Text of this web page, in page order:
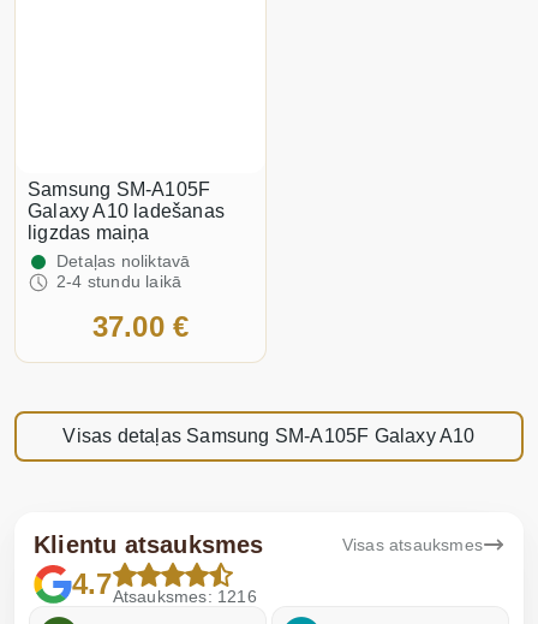
Samsung SM-A105F
Galaxy A10 ladešanas
ligzdas maiņa
Detaļas noliktavā
2-4 stundu laikā
37.00 €
Visas detaļas Samsung SM-A105F Galaxy A10
Klientu atsauksmes Visas atsauksmes
4.7Atsauksmes: 1216